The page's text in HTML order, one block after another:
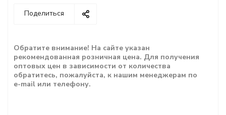
Поделиться
Обратите внимание! На сайте указан
рекомендованная розничная цена. Для получения
оптовых цен в зависимости от количества
обратитесь, пожалуйста, к нашим менеджерам по
e-mail или телефону.